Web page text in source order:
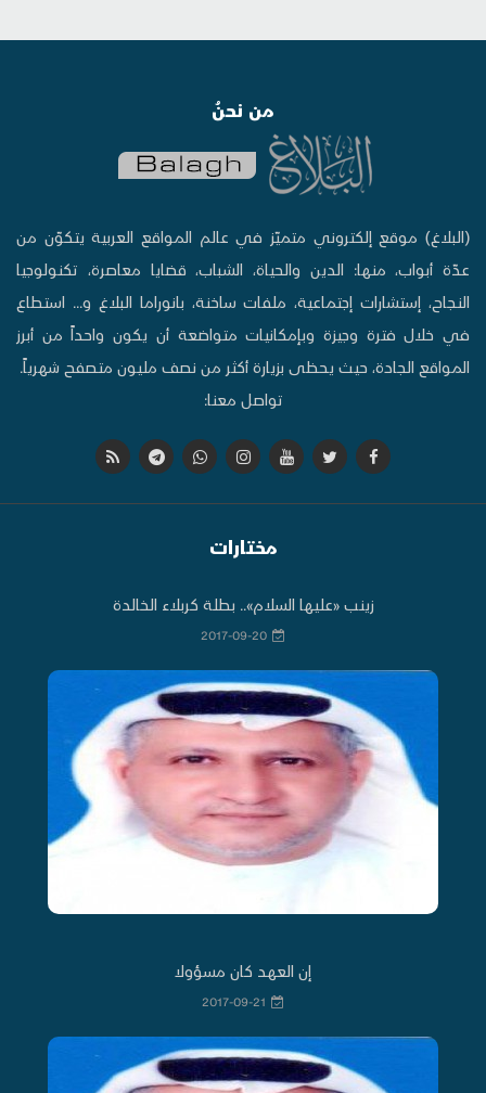
من نحنُ
(البلاغ) موقع إلكتروني متميّز في عالم المواقع العربية يتكوّن من
عدّة أبواب، منها: الدين والحياة، الشباب، قضايا معاصرة، تكنولوجيا
النجاح، إستشارات إجتماعية، ملفات ساخنة، بانوراما البلاغ و... استطاع
في خلال فترة وجيزة وبإمكانيات متواضعة أن يكون واحداً من أبرز
المواقع الجادة، حيث يحظى بزيارة أكثر من نصف مليون متصفح شهرياً.
تواصل معنا:
مختارات
زينب «عليها السلام».. بطلة كربلاء الخالدة
2017-09-20
إن العهد كان مسؤولا
2017-09-21